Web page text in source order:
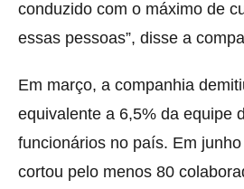
conduzido com o máximo de
essas pessoas”, disse a
Em março, a companhia
equivalente a 6,5% da equipe
funcionários no país. Em
cortou pelo menos 80